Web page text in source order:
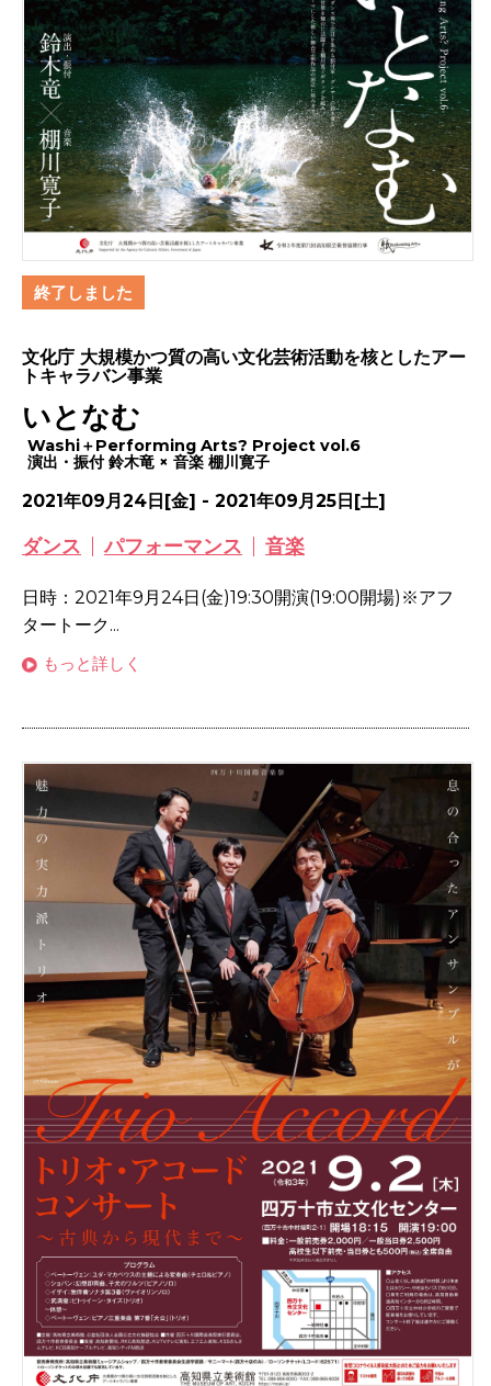
終了しました
文化庁 大規模かつ質の高い文化芸術活動を核としたアー
トキャラバン事業
いとなむ
Washi＋Performing Arts? Project vol.6
演出・振付 鈴木竜 × 音楽 棚川寛子
2021年09月24日[金] - 2021年09月25日[土]
ダンス パフォーマンス 音楽
日時：2021年9月24日(金)19:30開演(19:00開場)※アフ
タートーク...
もっと詳しく